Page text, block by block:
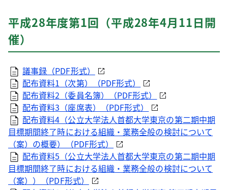
平成28年度第1回（平成28年4月11日開
催）
議事録（PDF形式）
配布資料1（次第）（PDF形式）
配布資料2（委員名簿）（PDF形式）
配布資料3（座席表）（PDF形式）
配布資料4（公立大学法人首都大学東京の第二期中期
目標期間終了時における組織・業務全般の検討について
（案）の概要）（PDF形式）
配布資料5（公立大学法人首都大学東京の第二期中期
目標期間終了時における組織・業務全般の検討について
（案））（PDF形式）